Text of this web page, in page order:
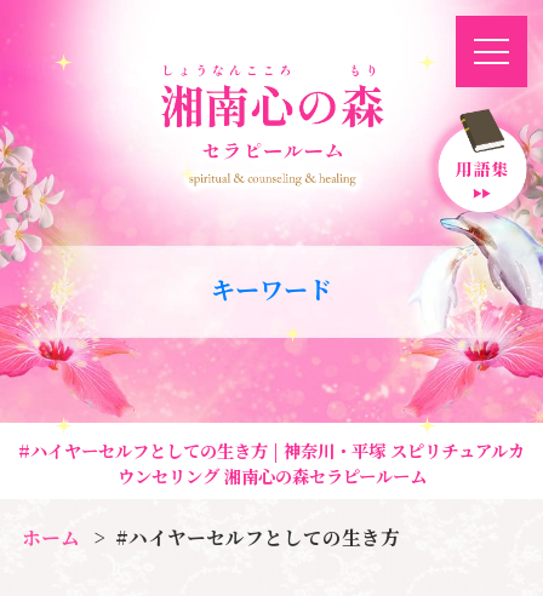
キーワード
#ハイヤーセルフとしての生き方 | 神奈川・平塚 スピリチュアルカ
ウンセリング 湘南心の森セラピールーム
ホーム #ハイヤーセルフとしての生き方